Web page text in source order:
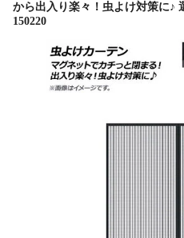
から出入り楽々！虫よけ対策に♪
150220